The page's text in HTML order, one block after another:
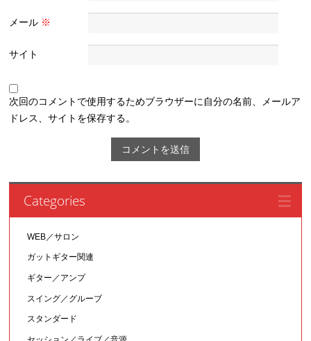
メール ※
サイト
次回のコメントで使用するためブラウザーに自分の名前、メールア
ドレス、サイトを保存する。
Categories
WEB／サロン
ガットギター関連
ギター／アンプ
スイング／グルーブ
スタンダード